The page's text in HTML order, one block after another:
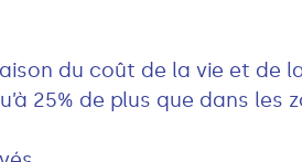
du coût de la vie et de
25% de plus que dans les